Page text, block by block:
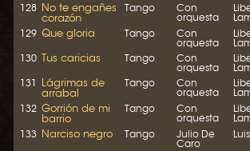
128 No te engañes
corazón
Tango
Con
orquesta
129 Que gloria Tango
Con
orquesta
130 Tus caricias Tango
Con
orquesta
131 Lágrimas de
arrabal
Tango
Con
orquesta
132 Gorrión de mi
barrio
Tango
Con
orquesta
133 Narciso negro Tango
Julio De
Caro